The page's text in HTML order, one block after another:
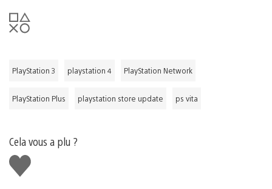
PlayStation 3 playstation 4 PlayStation Network
PlayStation Plus playstation store update ps vita
Cela vous a plu ?
J'aime